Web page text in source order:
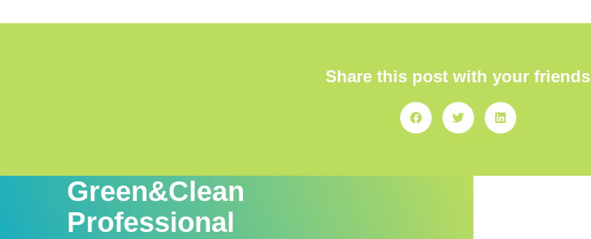
Share this post with your friends
Green&Clean
Professional